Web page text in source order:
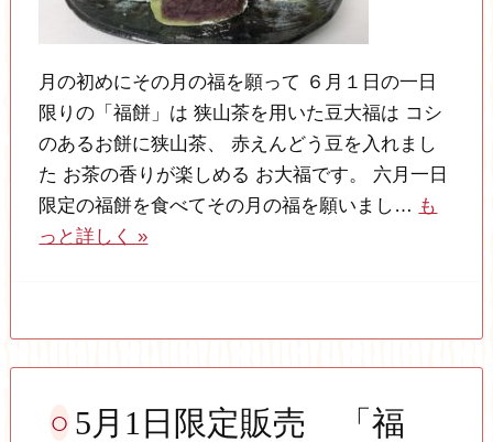
月の初めにその月の福を願って ６月１日の一日
限りの「福餅」は 狭山茶を用いた豆大福は コシ
のあるお餅に狭山茶、 赤えんどう豆を入れまし
た お茶の香りが楽しめる お大福です。 六月一日
限定の福餅を食べてその月の福を願いまし… も
っと詳しく »
5月1日限定販売 「福